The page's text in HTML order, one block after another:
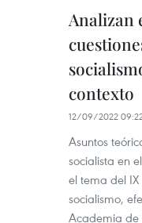
Analizan
contexto
12/09/2022
Asuntos
socialista en
el tema del
socialismo,
Academia de